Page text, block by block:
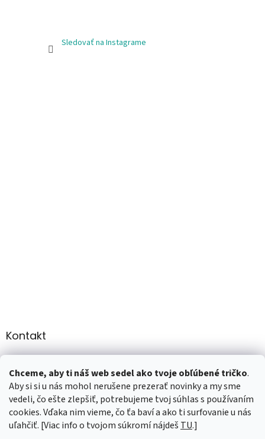
Chceme, aby ti náš web sedel ako tvoje obľúbené tričko.
Aby si si u nás mohol nerušene prezerať novinky a my sme
vedeli, čo ešte zlepšiť, potrebujeme tvoj súhlas s používaním
cookies. Vďaka nim vieme, čo ťa baví a ako ti surfovanie u nás
uľahčiť. [Viac info o tvojom súkromí nájdeš TU.]
Sledovať na Instagrame
Kontakt
+421 907947783